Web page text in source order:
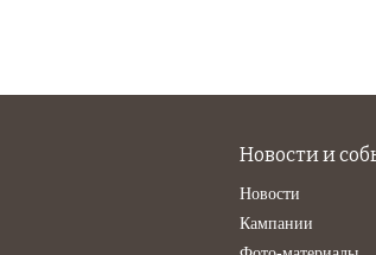
Новости и
Новости
Кампании